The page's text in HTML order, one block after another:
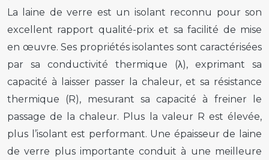
La laine de verre est un isolant reconnu pour son
excellent rapport qualité-prix et sa facilité de mise
en œuvre. Ses propriétés isolantes sont caractérisées
par sa conductivité thermique (λ), exprimant sa
capacité à laisser passer la chaleur, et sa résistance
thermique (R), mesurant sa capacité à freiner le
passage de la chaleur. Plus la valeur R est élevée,
plus l’isolant est performant. Une épaisseur de laine
de verre plus importante conduit à une meilleure